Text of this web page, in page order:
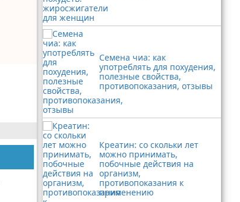
Семена чиа: как
употреблять для похудения,
полезные свойства,
противопоказания, отзывы
Креатин: со скольки лет
можно принимать,
побочные действия на
организм,
противопоказания к
применению